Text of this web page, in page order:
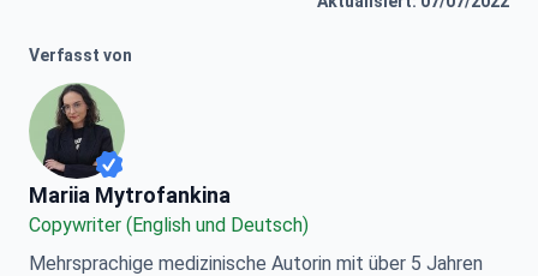
Verfasst von
Mariia Mytrofankina
Mariia Mytrofankina
Copywriter (English und Deutsch)
Mehrsprachige medizinische Autorin mit über 5 Jahren